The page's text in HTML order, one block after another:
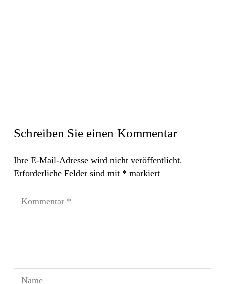
Schreiben Sie einen Kommentar
Ihre E-Mail-Adresse wird nicht veröffentlicht.
Erforderliche Felder sind mit * markiert